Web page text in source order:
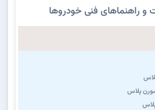
و راهنماهای فنی خودروها
پلاس
پلاس